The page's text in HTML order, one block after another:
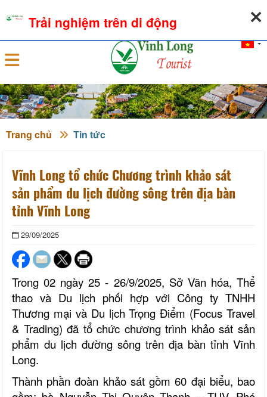
Đăng nhập
Trang chủ Tin tức
Vĩnh Long tổ chức Chương trình khảo sát
sản phẩm du lịch đường sông trên địa bàn
tỉnh Vĩnh Long
29/09/2025
Trong 02 ngày 25 - 26/9/2025, Sở Văn hóa, Thể
thao và Du lịch phối hợp với Công ty TNHH
Thương mại và Du lịch Trọng Điểm (Focus Travel
& Trading) đã tổ chức chương trình khảo sát sản
phẩm du lịch đường sông trên địa bàn tỉnh Vĩnh
Long.
Thành phần đoàn khảo sátgồm60 đại biểu, bao
Trải nghiệm trên di động